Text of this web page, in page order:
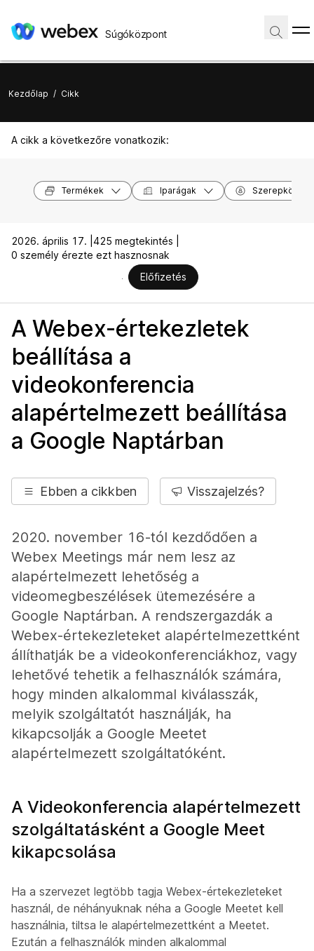
Súgóközpont
Kezdőlap / Cikk
A cikk a következőre vonatkozik:
Termékek Iparágak Szerepkörök
2026. április 17. | 425 megtekintés |
0 személy érezte ezt hasznosnak
Előfizetés
A Webex-értekezletek
beállítása a
videokonferencia
alapértelmezett beállítása
a Google Naptárban
Ebben a cikkben Visszajelzés?
2020. november 16-tól kezdődően a
Webex Meetings már nem lesz az
alapértelmezett lehetőség a
videomegbeszélések ütemezésére a
Google Naptárban. A rendszergazdák a
Webex-értekezleteket alapértelmezettként
állíthatják be a videokonferenciákhoz, vagy
lehetővé tehetik a felhasználók számára,
hogy minden alkalommal kiválasszák,
melyik szolgáltatót használják, ha
kikapcsolják a Google Meetet
alapértelmezett szolgáltatóként.
A Videokonferencia alapértelmezett
szolgáltatásként a Google Meet
kikapcsolása
Ha a szervezet legtöbb tagja Webex-értekezleteket
használ, de néhányuknak néha a Google Meetet kell
használnia, tiltsa le alapértelmezettként a Meetet.
Ezután a felhasználók minden alkalommal